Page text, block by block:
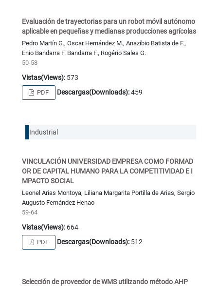
Evaluación de trayectorias para un robot móvil autónomo
aplicable en pequeñas y medianas producciones agrícolas
Pedro Martín G., Oscar Hernández M., Anazíbio Batista de F.,
Enio Bandarra F. Bandarra F., Rogério Sales G.
50-58
Vistas(Views):573
PDF Descargas(Downloads):459
Industrial
VINCULACIÓN UNIVERSIDAD EMPRESA COMO FORMAD
OR DE CAPITAL HUMANO PARA LA COMPETITIVIDAD E I
MPACTO SOCIAL
Leonel Arias Montoya, Liliana Margarita Portilla de Arias, Sergio
Augusto Fernández Henao
59-64
Vistas(Views):664
PDF Descargas(Downloads): 512
Selección de proveedor de WMS utilizando método AHP